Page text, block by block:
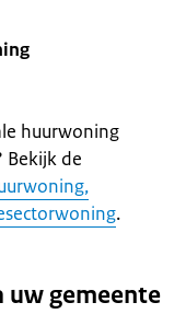
huurwoning
Bekijk de
.
uw gemeente